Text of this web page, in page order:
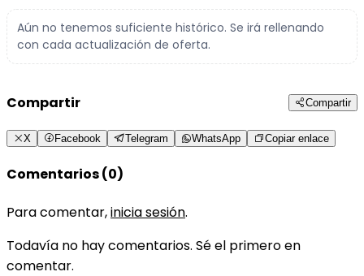
Aún no tenemos suficiente histórico. Se irá rellenando
con cada actualización de oferta.
Compartir Compartir
X Facebook Telegram WhatsApp Copiar enlace
Comentarios (0)
Para comentar,inicia sesión.
Todavía no hay comentarios. Sé el primero en
comentar.